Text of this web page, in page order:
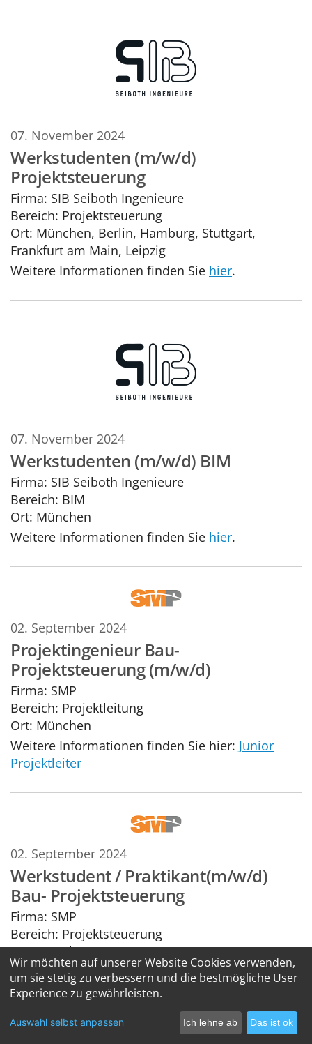
07. November 2024
Werkstudenten (m/w/d)
Projektsteuerung
Firma: SIB Seiboth Ingenieure
Bereich: Projektsteuerung
Ort: München, Berlin, Hamburg, Stuttgart,
Frankfurt am Main, Leipzig
Weitere Informationen finden Sie hier.
07. November 2024
Werkstudenten (m/w/d) BIM
Firma: SIB Seiboth Ingenieure
Bereich: BIM
Ort: München
Weitere Informationen finden Sie hier.
02. September 2024
Projektingenieur Bau-
Projektsteuerung (m/w/d)
Firma: SMP
Bereich: Projektleitung
Ort: München
Weitere Informationen finden Sie hier: Junior
Projektleiter
02. September 2024
Werkstudent / Praktikant(m/w/d)
Bau- Projektsteuerung
Firma: SMP
Bereich: Projektsteuerung
Ort:München
Weitere Informationen finden Sie hier:
Werkstudent / Praktikant (m/w/d) Bau-
Projektsteuerung
Wir möchten auf unserer Website Cookies verwenden,
um sie stetig zu verbessern und die bestmögliche User
Experience zu gewährleisten.
Auswahl selbst anpassen Ich lehne ab Das ist ok